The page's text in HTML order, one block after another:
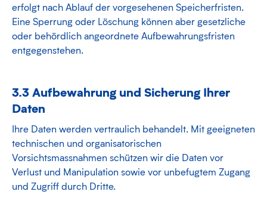
erfolgt nach Ablauf der vorgesehenen Speicherfristen.
Eine Sperrung oder Löschung können aber gesetzliche
oder behördlich angeordnete Aufbewahrungsfristen
entgegenstehen.
3.3 Aufbewahrung und Sicherung Ihrer
Daten
Ihre Daten werden vertraulich behandelt. Mit geeigneten
technischen und organisatorischen
Vorsichtsmassnahmen schützen wir die Daten vor
Verlust und Manipulation sowie vor unbefugtem Zugang
und Zugriff durch Dritte.